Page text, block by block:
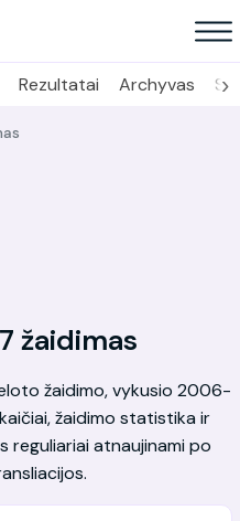
Rezultatai Archyvas ›
žaidimas
žaidimo, vykusio 2006-
žaidimo statistika ir
reguliariai atnaujinami po